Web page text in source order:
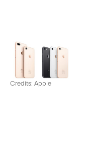
Credits: Apple